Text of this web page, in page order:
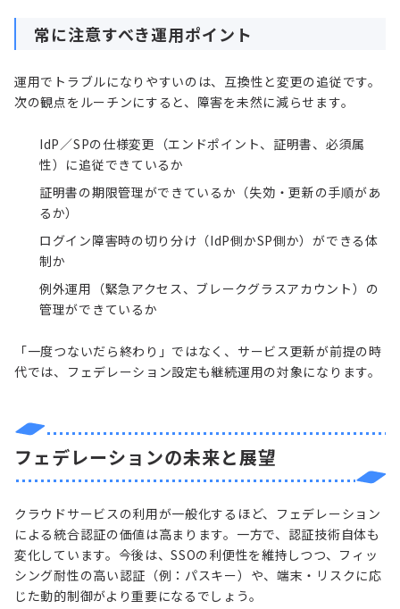
常に注意すべき運用ポイント
運用でトラブルになりやすいのは、互換性と変更の追従です。
次の観点をルーチンにすると、障害を未然に減らせます。
IdP／SPの仕様変更（エンドポイント、証明書、必須属
性）に追従できているか
証明書の期限管理ができているか（失効・更新の手順があ
るか）
ログイン障害時の切り分け（IdP側かSP側か）ができる体
制か
例外運用（緊急アクセス、ブレークグラスアカウント）の
管理ができているか
「一度つないだら終わり」ではなく、サービス更新が前提の時
代では、フェデレーション設定も継続運用の対象になります。
フェデレーションの未来と展望
クラウドサービスの利用が一般化するほど、フェデレーション
による統合認証の価値は高まります。一方で、認証技術自体も
変化しています。今後は、SSOの利便性を維持しつつ、フィッ
シング耐性の高い認証（例：パスキー）や、端末・リスクに応
じた動的制御がより重要になるでしょう。